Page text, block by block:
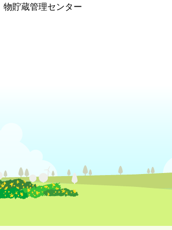
物貯蔵管理センター